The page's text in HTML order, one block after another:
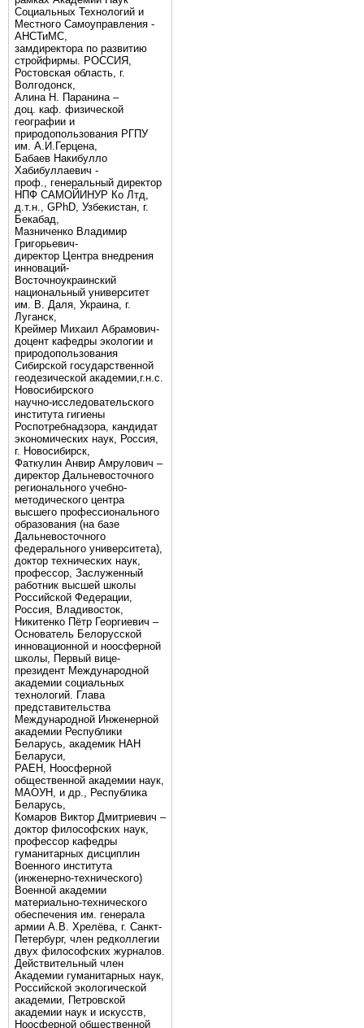
Социальных Технологий и
Местного Самоуправления -
АНСТиМС,
замдиректора по развитию
стройфирмы. РОССИЯ,
Ростовская область, г.
Волгодонск,
Алина Н. Паранина –
доц. каф. физической
географии и
природопользования РГПУ
им. А.И.Герцена,
Бабаев Накибулло
Хабибуллаевич -
проф., генеральный директор
НПФ САМОЙИНУР Ко Лтд,
д.т.н., GPhD, Узбекистан, г.
Бекабад,
Мазниченко Владимир
Григорьевич-
директор Центра внедрения
инноваций-
Восточноукраинский
национальный университет
им. В. Даля, Украина, г.
Луганск,
Креймер Михаил Абрамович-
доцент кафедры экологии и
природопользования
Сибирской государственной
геодезической академии,г.н.с.
Новосибирского
научно-исследовательского
института гигиены
Роспотребнадзора, кандидат
экономических наук, Россия,
г. Новосибирск,
Фаткулин Анвир Амрулович –
директор Дальневосточного
регионального учебно-
методического центра
высшего профессионального
образования (на базе
Дальневосточного
федерального университета),
доктор технических наук,
профессор, Заслуженный
работник высшей школы
Российской Федерации,
Россия, Владивосток,
Никитенко Пётр Георгиевич –
Основатель Белорусской
инновационной и ноосферной
школы, Первый вице-
президент Международной
академии социальных
технологий. Глава
представительства
Международной Инженерной
академии Республики
Беларусь, академик НАН
Беларуси,
РАЕН, Ноосферной
общественной академии наук,
МАОУН, и др., Республика
Беларусь,
Комаров Виктор Дмитриевич –
доктор философских наук,
профессор кафедры
гуманитарных дисциплин
Военного института
(инженерно-технического)
Военной академии
материально-технического
обеспечения им. генерала
армии А.В. Хрелёва, г. Санкт-
Петербург, член редколлегии
двух философских журналов.
Действительный член
Академии гуманитарных наук,
Российской экологической
академии, Петровской
академии наук и искусств,
Ноосферной общественной